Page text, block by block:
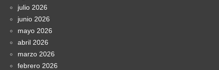
julio 2026
junio 2026
mayo 2026
abril 2026
marzo 2026
febrero 2026